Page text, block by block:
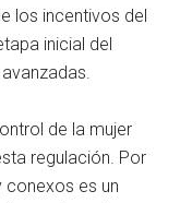
los incentivos del
inicial del
de la mujer
regulación. Por
conexos es un